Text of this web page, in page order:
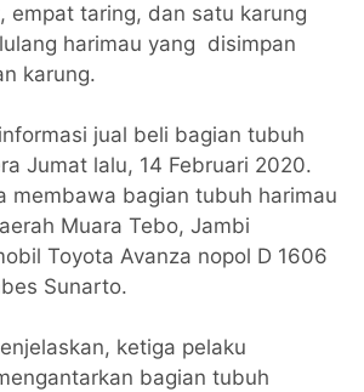
empat taring, dan satu karung
harimau yang disimpan
karung.
jual beli bagian tubuh
Jumat lalu, 14 Februari 2020.
membawa bagian tubuh harimau
Muara Tebo, Jambi
Toyota Avanza nopol D 1606
Sunarto.
ketiga pelaku
bagian tubuh